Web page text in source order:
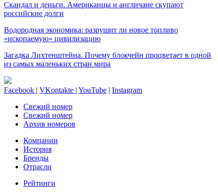
Скандал и деньги. Американцы и англичане скупают
российские долги
Водородная экономика: разрушит ли новое топливо
«ископаемую» цивилизацию
Загадка Лихтенштейна. Почему блокчейн процветает в одной
из самых маленьких стран мира
Facebook | VKontakte | YouTube | Instagram
Свежий номер
Свежий номер
Архив номеров
Компании
История
Бренды
Отрасли
Рейтинги